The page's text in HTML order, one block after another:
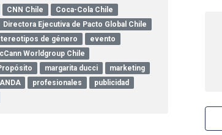
CNN Chile
Coca-Cola Chile
Directora Ejecutiva de Pacto Global Chile
de género
evento
Worldgroup Chile
margarita ducci
marketing
profesionales
publicidad